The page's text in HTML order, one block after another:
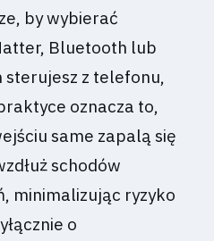
by wybierać
Bluetooth lub
sterujesz z telefonu,
oznacza to,
same zapalą się
schodów
minimalizując ryzyko
o